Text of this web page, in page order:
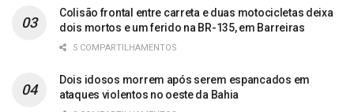
Colisão frontal entre carreta e duas motocicletas deixa
dois mortos e um ferido na BR-135, em Barreiras
5 COMPARTILHAMENTOS
Dois idosos morrem após serem espancados em
ataques violentos no oeste da Bahia